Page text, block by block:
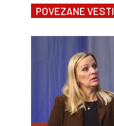
POVEZANE VESTI